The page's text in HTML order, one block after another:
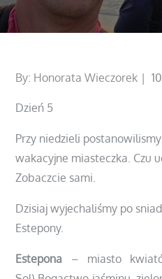
By: Honorata Wieczorek
Dzień 5
Przy niedzieli
wakacyjne miasteczka. Czu
Zobaczcie sami.
Dzisiaj wyjechaliśmy po
Estepony.
Estepona – miasto